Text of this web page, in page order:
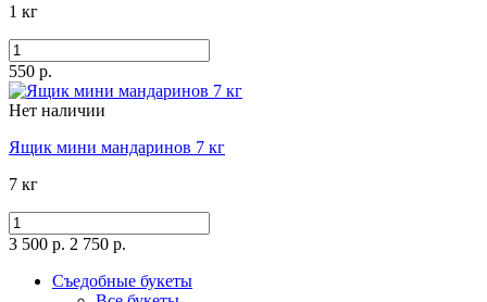
1 кг
550 р.
Нет наличии
Ящик мини мандаринов 7 кг
7 кг
3 500 р. 2 750 р.
Съедобные букеты